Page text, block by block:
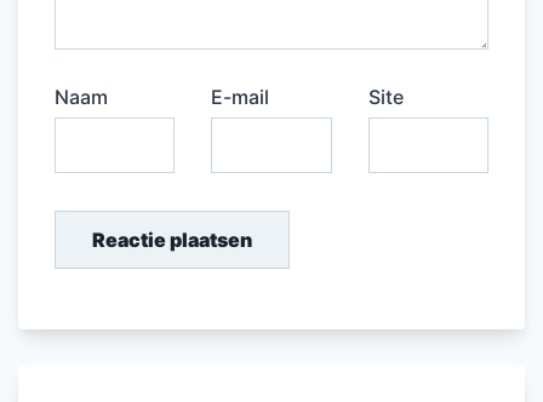
Naam E-mail Site